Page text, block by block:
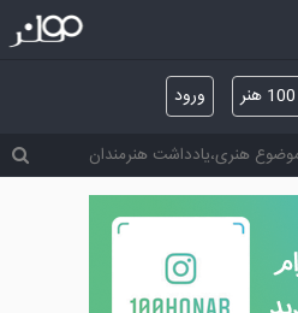
ورود